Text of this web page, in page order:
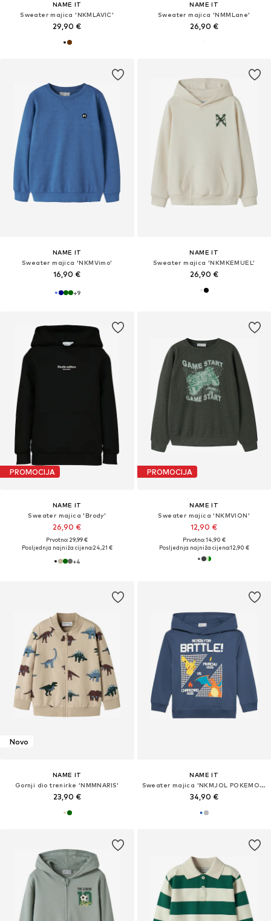
NAME IT
Sweater majica 'NKMLAVIC'
29,90 €
NAME IT
Sweater majica 'NMMLane'
26,90 €
NAME IT
Sweater majica 'NKMVimo'
16,90 €
+9
NAME IT
Sweater majica 'NKMKEMUEL'
26,90 €
PROMOCIJA
NAME IT
Sweater majica 'Brody'
26,90 €
Prvotno: 29,99 €
Posljednja najniža cijena:24,21 €
+4
PROMOCIJA
NAME IT
Sweater majica 'NKMVION'
12,90 €
Prvotno: 14,90 €
Posljednja najniža cijena:12,90 €
Novo
NAME IT
Gornji dio trenirke 'NMMNARIS'
23,90 €
NAME IT
Sweater majica 'NKMJOL POKEMON'
34,90 €